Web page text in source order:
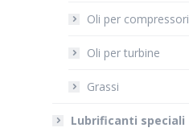
Oli per compressori
Oli per turbine
Grassi
Lubrificanti speciali